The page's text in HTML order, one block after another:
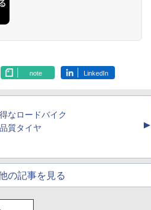
note LinkedIn
なロードバイク
質タイヤ
▲
の記事を見る